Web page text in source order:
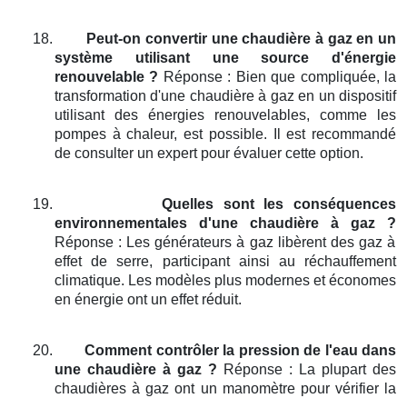
18.
Peut-on convertir une chaudière à gaz en un
système utilisant une source d'énergie
renouvelable ? Réponse : Bien que compliquée, la
transformation d'une chaudière à gaz en un dispositif
utilisant des énergies renouvelables, comme les
pompes à chaleur, est possible. Il est recommandé
de consulter un expert pour évaluer cette option.
19.
Quelles sont les conséquences
environnementales d'une chaudière à gaz ?
Réponse : Les générateurs à gaz libèrent des gaz à
effet de serre, participant ainsi au réchauffement
climatique. Les modèles plus modernes et économes
en énergie ont un effet réduit.
20.
Comment contrôler la pression de l'eau dans
une chaudière à gaz ? Réponse : La plupart des
chaudières à gaz ont un manomètre pour vérifier la